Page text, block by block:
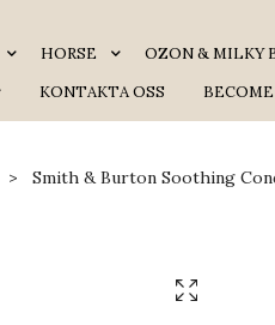
HORSE OZON & MILKY
KONTAKTA OSS
Smith & Burton Soothing